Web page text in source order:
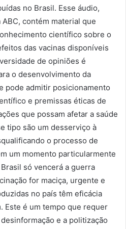
no Brasil. Esse áudio,
contém material que
científico sobre o
das vacinas disponíveis
de opiniões é
o desenvolvimento da
pode admitir posicionamento
e premissas éticas de
que possam afetar a saúde
tipo são um desserviço à
o processo de
um momento particularmente
só vencerá a guerra
for maciça, urgente e
no país têm eficácia
Este é um tempo que requer
e a politização